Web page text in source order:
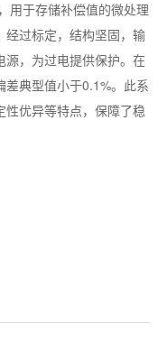
用于存储补偿值的微处理
经过标定，结构坚固，输
，为过电提供保护。在
典型值小于0.1%。此系
优异等特点，保障了稳